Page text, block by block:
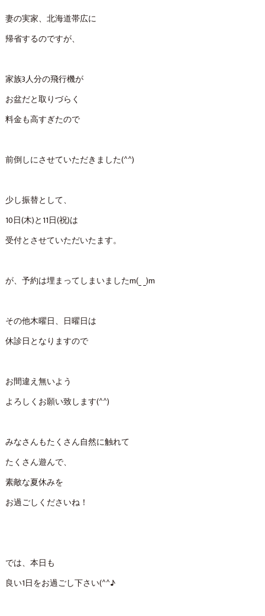
妻の実家、北海道帯広に
帰省するのですが、
家族3人分の飛行機が
お盆だと取りづらく
料金も高すぎたので
前倒しにさせていただきました(^^)
少し振替として、
10日(木)と11日(祝)は
受付とさせていただいたます。
が、予約は埋まってしまいましたm(_ _)m
その他木曜日、日曜日は
休診日となりますので
お間違え無いよう
よろしくお願い致します(^^)
みなさんもたくさん自然に触れて
たくさん遊んで、
素敵な夏休みを
お過ごしくださいね！
では、本日も
良い1日をお過ごし下さい(^^♪